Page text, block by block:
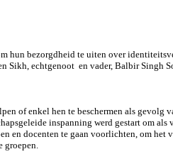
hun bezorgdheid te uiten over
Sikh, echtgenoot en vader, Balbir Singh
of enkel hen te beschermen als gevolg
inspanning werd gestart om
en docenten te gaan voorlichten, om het
groepen.